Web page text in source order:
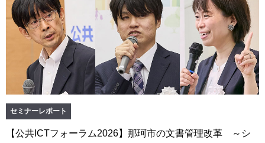
セミナーレポート
【公共ICTフォーラム2026】那珂市の文書管理改革 ～シ